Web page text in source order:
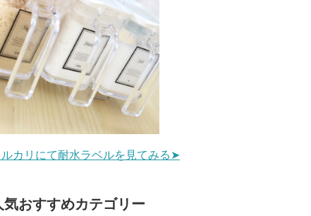
ルカリにて耐水ラベルを見てみる➤
気おすすめカテゴリー